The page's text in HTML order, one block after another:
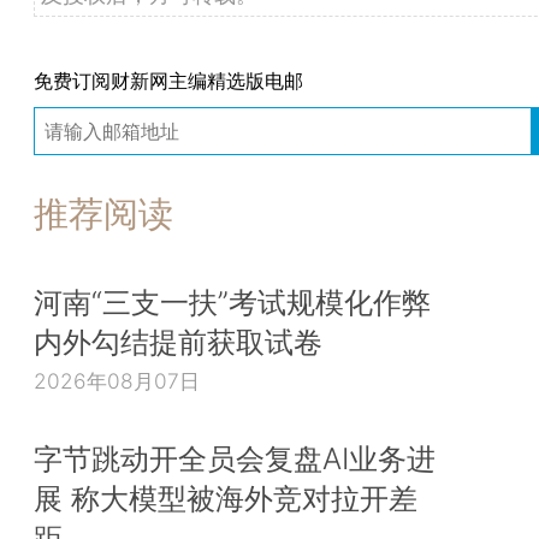
免费订阅财新网主编精选版电邮
推荐阅读
河南“三支一扶”考试规模化作弊
内外勾结提前获取试卷
2026年08月07日
字节跳动开全员会复盘AI业务进
展 称大模型被海外竞对拉开差